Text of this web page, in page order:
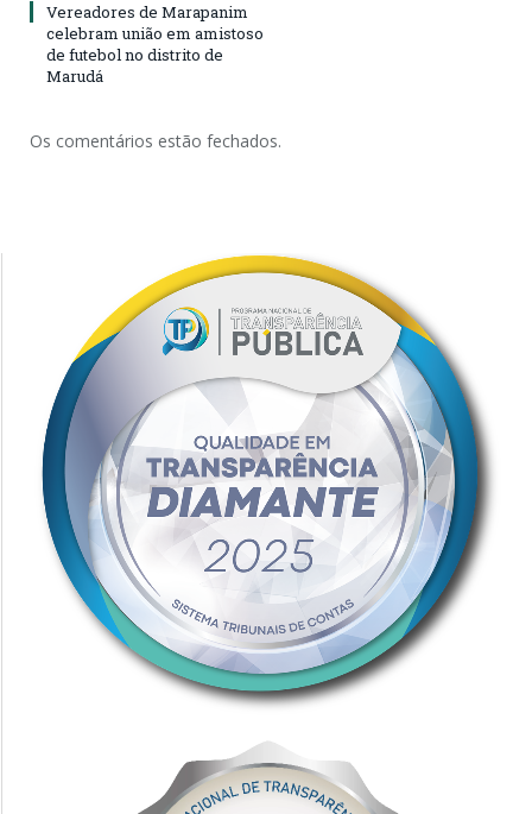
Vereadores de Marapanim
celebram união em amistoso
de futebol no distrito de
Marudá
Os comentários estão fechados.